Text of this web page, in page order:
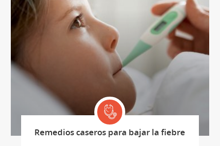
Remedios caseros para bajar la fiebre